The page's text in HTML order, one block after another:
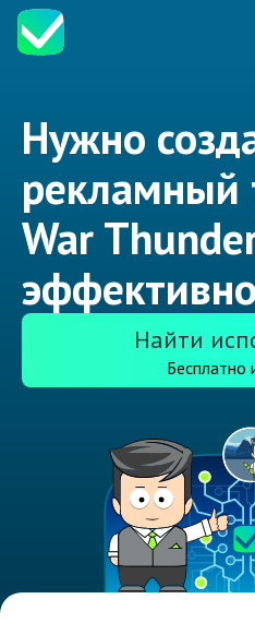
Нужно
рекламный
War
Найти
Бесплатно